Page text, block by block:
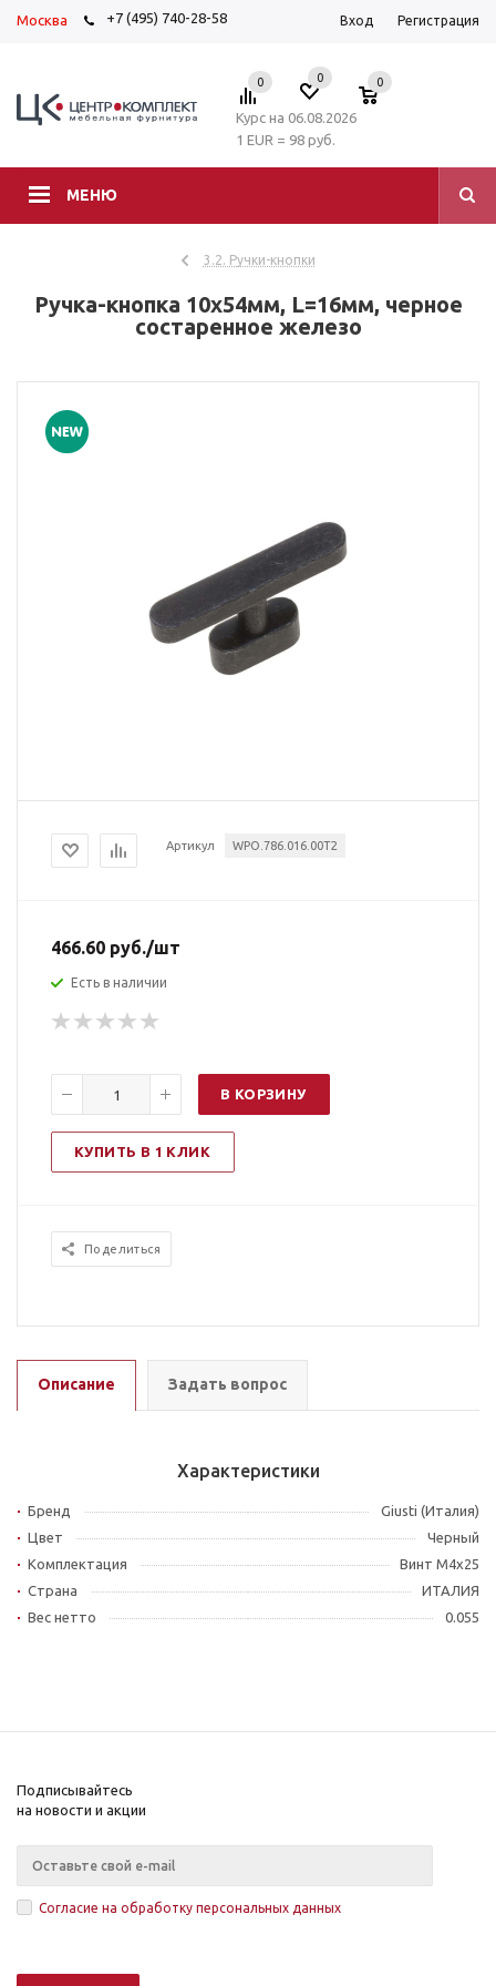
Москва +7 (495) 740-28-58 Вход Регистрация
МЕНЮ
0 0 0
Курс на 06.08.2026
1 EUR = 98 руб.
3.2. Ручки-кнопки
Ручка-кнопка 10х54мм, L=16мм, черное
состаренное железо
Артикул WPO.786.016.00T2
466.60 руб./шт
Есть в наличии
В КОРЗИНУ
КУПИТЬ В 1 КЛИК
Поделиться
Описание Задать вопрос
Характеристики
Бренд
Giusti (Италия)
Цвет
Черный
Комплектация
Винт М4x25
Страна
ИТАЛИЯ
Вес нетто
0.055
Подписывайтесь
на новости и акции
Согласие на обработку персональных данных